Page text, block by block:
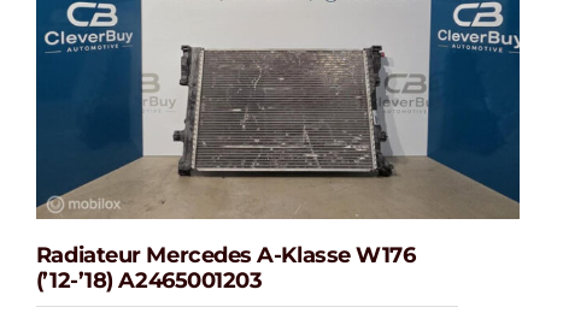
Radiateur Mercedes A-Klasse W176
(’12-’18) A2465001203